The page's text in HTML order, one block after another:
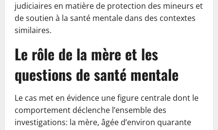
judiciaires en matière de protection des mineurs et
de soutien à la santé mentale dans des contextes
similaires.
Le rôle de la mère et les
questions de santé mentale
Le cas met en évidence une figure centrale dont le
comportement déclenche l’ensemble des
investigations: la mère, âgée d’environ quarante